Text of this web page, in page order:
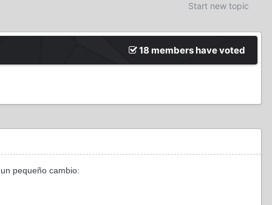
Start new topic
18 members have voted
pequeño cambio: